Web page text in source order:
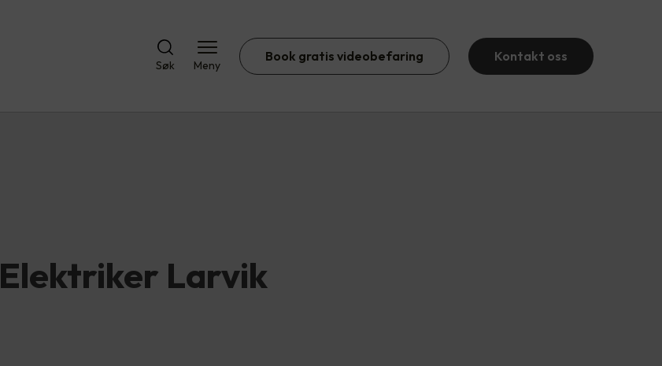
Søk Meny
Book gratis videobefaring Kontakt oss
Elektriker Larvik